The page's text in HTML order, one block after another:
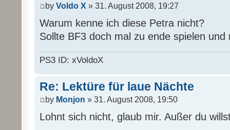
by Voldo X » 31. August 2008, 19:27
Warum kenne ich diese Petra nicht?
Sollte BF3 doch mal zu ende spielen
PS3 ID: xVoldoX
Re: Lektüre für laue Nächte
by Monjon » 31. August 2008, 19:50
Lohnt sich nicht, glaub mir. Außer du